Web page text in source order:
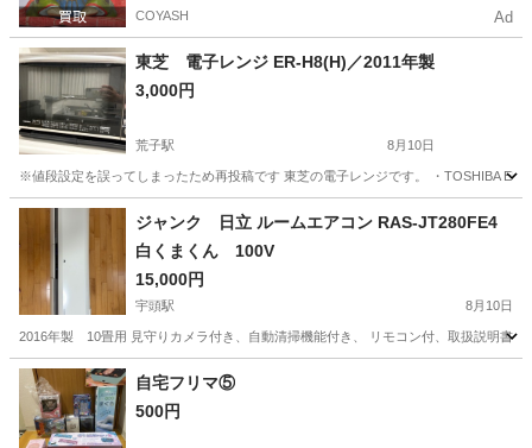
COYASH Ad
東芝 電子レンジ ER-H8(H)／2011年製
3,000円
荒子駅 8月10日
※値段設定を誤ってしまったため再投稿です 東芝の電子レンジです。 ・TOSHIBA
愛知 名古屋市 荒子駅 キッチン家電
ジャンク 日立 ルームエアコン RAS-JT280FE4
白くまくん 100V
15,000円
宇頭駅 8月10日
2016年製 10畳用 見守りカメラ付き、自動清掃機能付き、 リモコン付、取扱説明書付
愛知 岡崎市 宇頭駅 季節、空調家電
自宅フリマ⑤
500円